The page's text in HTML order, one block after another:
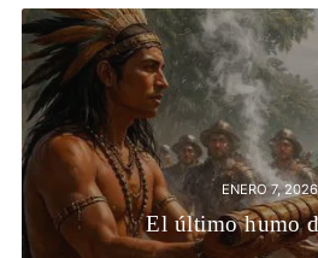
ENERO 7, 2026
El último humo